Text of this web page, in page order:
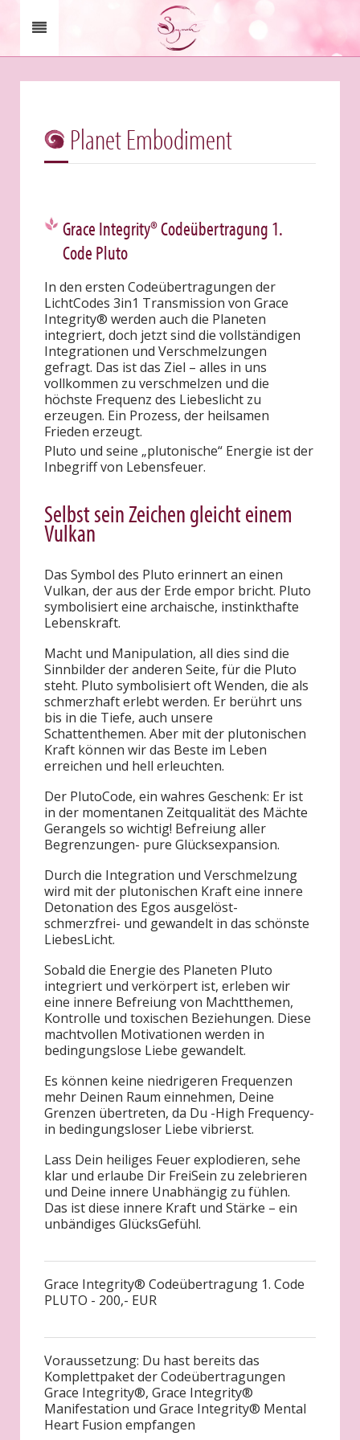
Planet Embodiment
Grace Integrity® Codeübertragung 1.
Code Pluto
In den ersten Codeübertragungen der
LichtCodes 3in1 Transmission von Grace
Integrity® werden auch die Planeten
integriert, doch jetzt sind die vollständigen
Integrationen und Verschmelzungen
gefragt. Das ist das Ziel – alles in uns
vollkommen zu verschmelzen und die
höchste Frequenz des Liebeslicht zu
erzeugen. Ein Prozess, der heilsamen
Frieden erzeugt.
Pluto und seine „plutonische“ Energie ist der
Inbegriff von Lebensfeuer.
Selbst sein Zeichen gleicht einem
Vulkan
Das Symbol des Pluto erinnert an einen
Vulkan, der aus der Erde empor bricht. Pluto
symbolisiert eine archaische, instinkthafte
Lebenskraft.
Macht und Manipulation, all dies sind die
Sinnbilder der anderen Seite, für die Pluto
steht. Pluto symbolisiert oft Wenden, die als
schmerzhaft erlebt werden. Er berührt uns
bis in die Tiefe, auch unsere
Schattenthemen. Aber mit der plutonischen
Kraft können wir das Beste im Leben
erreichen und hell erleuchten.
Der PlutoCode, ein wahres Geschenk: Er ist
in der momentanen Zeitqualität des Mächte
Gerangels so wichtig! Befreiung aller
Begrenzungen- pure Glücksexpansion.
Durch die Integration und Verschmelzung
wird mit der plutonischen Kraft eine innere
Detonation des Egos ausgelöst-
schmerzfrei- und gewandelt in das schönste
LiebesLicht.
Sobald die Energie des Planeten Pluto
integriert und verkörpert ist, erleben wir
eine innere Befreiung von Machtthemen,
Kontrolle und toxischen Beziehungen. Diese
machtvollen Motivationen werden in
bedingungslose Liebe gewandelt.
Es können keine niedrigeren Frequenzen
mehr Deinen Raum einnehmen, Deine
Grenzen übertreten, da Du -High Frequency-
in bedingungsloser Liebe vibrierst.
Lass Dein heiliges Feuer explodieren, sehe
klar und erlaube Dir FreiSein zu zelebrieren
und Deine innere Unabhängig zu fühlen.
Das ist diese innere Kraft und Stärke – ein
unbändiges GlücksGefühl.
Grace Integrity® Codeübertragung 1. Code
PLUTO - 200,- EUR
Voraussetzung: Du hast bereits das
Komplettpaket der Codeübertragungen
Grace Integrity®, Grace Integrity®
Manifestation und Grace Integrity® Mental
Heart Fusion empfangen